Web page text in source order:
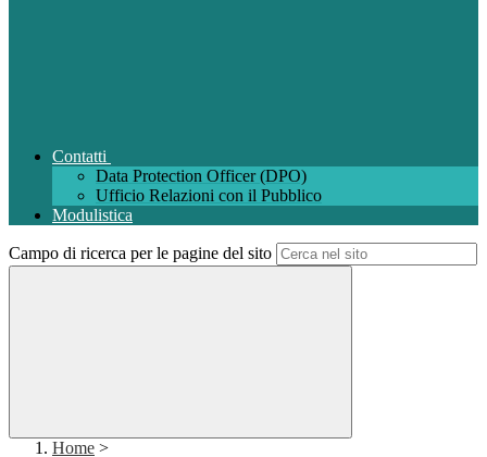
Contatti
Data Protection Officer (DPO)
Ufficio Relazioni con il Pubblico
Modulistica
Campo di ricerca per le pagine del sito
Home >